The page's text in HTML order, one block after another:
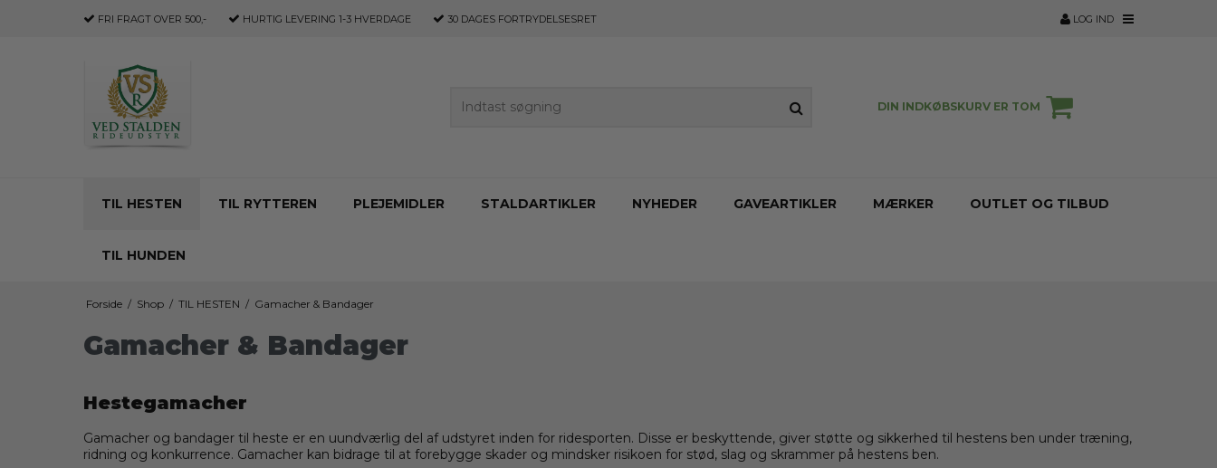
FRI FRAGT OVER 500,- HURTIG LEVERING 1-3 HVERDAGE 30 DAGES FORTRYDELSESRET LOG IND
DIN INDKØBSKURV ER TOM
TIL HESTEN TIL RYTTEREN PLEJEMIDLER STALDARTIKLER NYHEDER GAVEARTIKLER MÆRKER OUTLET OG TILBUD
TIL HUNDEN
Forside / Shop / TIL HESTEN / Gamacher & Bandager
Gamacher & Bandager
Hestegamacher
Gamacher og bandager til heste er en uundværlig del af udstyret inden for ridesporten. Disse er beskyttende, giver støtte og sikkerhed til hestens ben under træning,
ridning og konkurrence. Gamacher kan bidrage til at forebygge skader og mindsker risikoen for stød, slag og skrammer på hestens ben.